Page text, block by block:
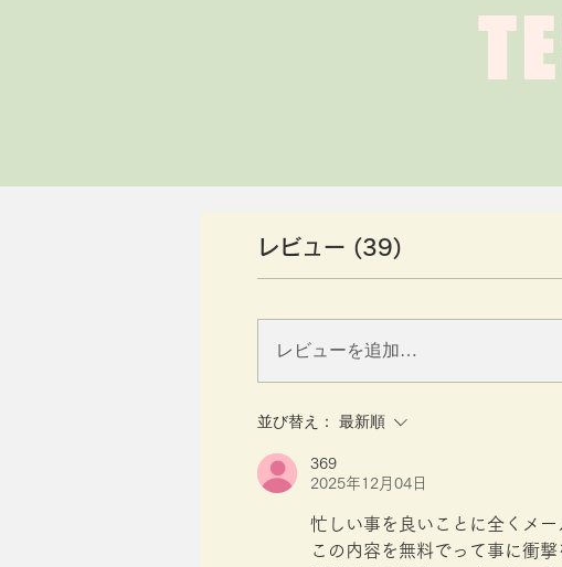
レビュー (39)
レビューを追加…
並び替え： 最新順
369
2025年12月04日
忙しい事を良いことに全くメ
この内容を無料でって事に衝